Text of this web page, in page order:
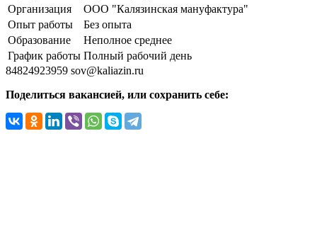
Организация
ООО "Калязинская мануфактура"
Опыт работы
Без опыта
Образование
Неполное среднее
График работы Полный рабочий день
84824923959 sov@kaliazin.ru
Поделиться вакансией, или сохранить себе: